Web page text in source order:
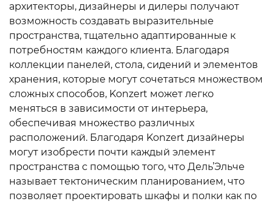
архитекторы, дизайнеры и дилеры получают
возможность создавать выразительные
пространства, тщательно адаптированные к
потребностям каждого клиента. Благодаря
коллекции панелей, стола, сидений и элементов
хранения, которые могут сочетаться множеством
сложных способов, Konzert может легко
меняться в зависимости от интерьера,
обеспечивая множество различных
расположений. Благодаря Konzert дизайнеры
могут изобрести почти каждый элемент
пространства с помощью того, что Дель’Эльче
называет тектоническим планированием, что
позволяет проектировать шкафы и полки как по